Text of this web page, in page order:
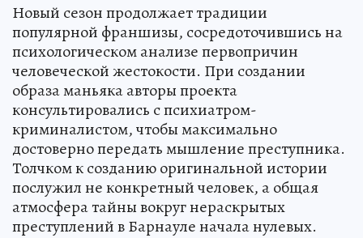
Новый сезон продолжает традиции
популярной франшизы, сосредоточившись на
психологическом анализе первопричин
человеческой жестокости. При создании
образа маньяка авторы проекта
консультировались с психиатром-
криминалистом, чтобы максимально
достоверно передать мышление преступника.
Толчком к созданию оригинальной истории
послужил не конкретный человек, а общая
атмосфера тайны вокруг нераскрытых
преступлений в Барнауле начала нулевых.